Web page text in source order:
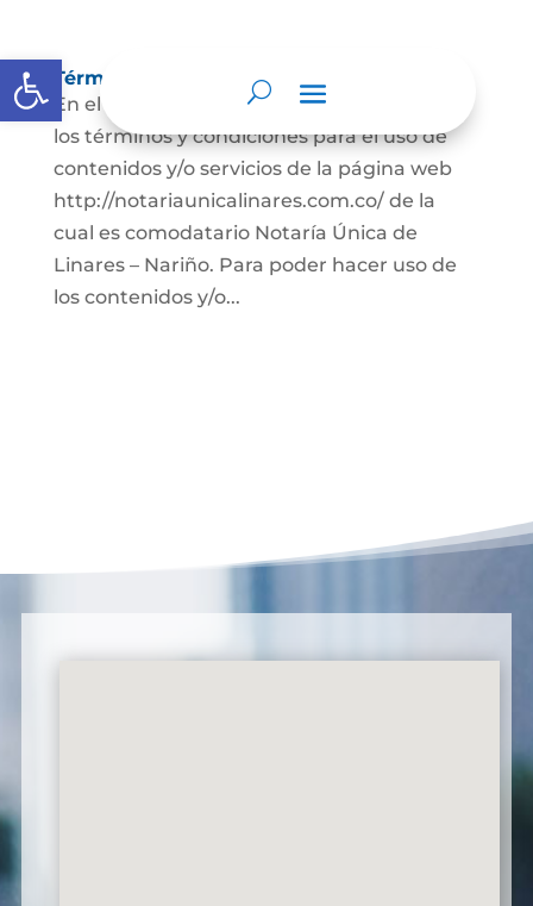
Abrir barra de herramientas
Términos y condiciones
En el presente documento se establecen
los términos y condiciones para el uso de
contenidos y/o servicios de la página web
http://notariaunicalinares.com.co/ de la
cual es comodatario Notaría Única de
Linares – Nariño. Para poder hacer uso de
los contenidos y/o...